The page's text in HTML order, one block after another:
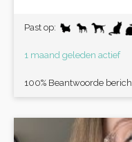
Past op:
1 maand geleden actief
100% Beantwoorde